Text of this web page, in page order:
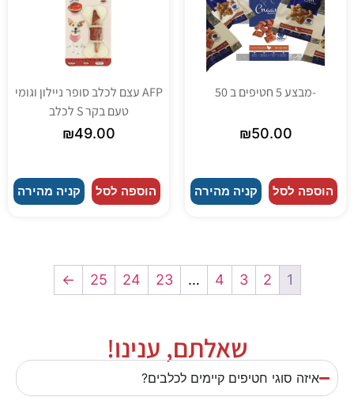
-מבצע 5 חטיפים ב 50
₪50.00
הוספה לסל קניה מהירה
AFP עצם לכלב סופר ניילון וגומי
טעם בקר S לכלב
₪49.00
הוספה לסל קניה מהירה
1
2
3
4
…
23
24
25
←
שאלתם, ענינו!
איזה סוגי חטיפים קיימים לכלבים?